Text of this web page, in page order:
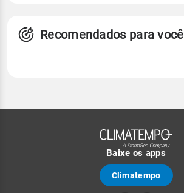
Recomendados para você
Baixe os apps
Climatempo